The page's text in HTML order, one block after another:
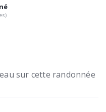
sur cette randonnée